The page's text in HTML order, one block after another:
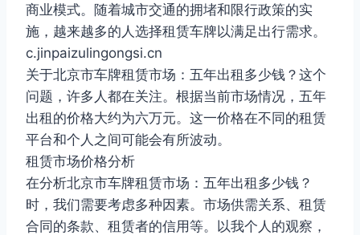
商业模式。随着城市交通的拥堵和限行政策的实
施，越来越多的人选择租赁车牌以满足出行需求。
c.jinpaizulingongsi.cn
关于北京市车牌租赁市场：五年出租多少钱？这个
问题，许多人都在关注。根据当前市场情况，五年
出租的价格大约为六万元。这一价格在不同的租赁
平台和个人之间可能会有所波动。
租赁市场价格分析
在分析北京市车牌租赁市场：五年出租多少钱？
时，我们需要考虑多种因素。市场供需关系、租赁
合同的条款、租赁者的信用等。以我个人的观察，